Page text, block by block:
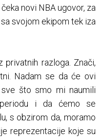
novi NBA ugovor, za
svojom ekipom tek iza
razloga. Znači,
Nadam se da će ovi
što smo mi naumili
i da ćemo se
s obzirom da, moramo
reprezentacije koje su